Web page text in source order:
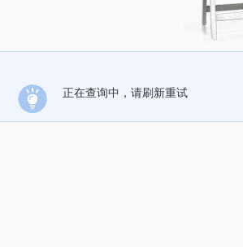
正在查询中，请刷新重试